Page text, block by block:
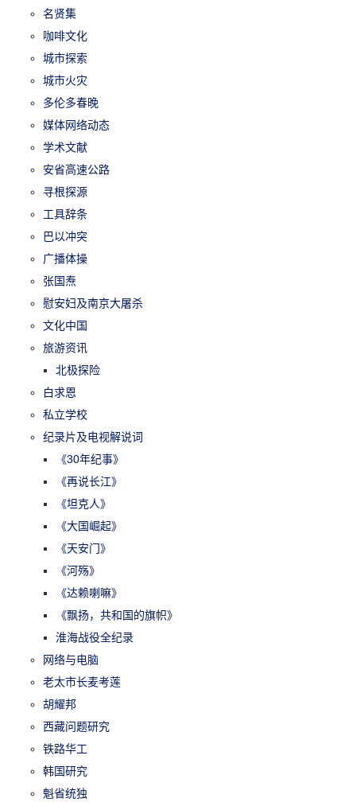
名贤集
咖啡文化
城市探索
城市火灾
多伦多春晚
媒体网络动态
学术文献
安省高速公路
寻根探源
工具辞条
巴以冲突
广播体操
张国焘
慰安妇及南京大屠杀
文化中国
旅游资讯
北极探险
白求恩
私立学校
纪录片及电视解说词
《30年纪事》
《再说长江》
《坦克人》
《大国崛起》
《天安门》
《河殇》
《达赖喇嘛》
《飘扬，共和国的旗帜》
淮海战役全纪录
网络与电脑
老太市长麦考莲
胡耀邦
西藏问题研究
铁路华工
韩国研究
魁省统独